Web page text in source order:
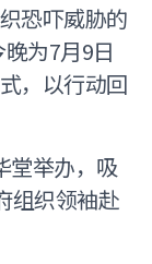
恐吓威胁的
为7月9日
，以行动回
堂举办，吸
组织领袖赴